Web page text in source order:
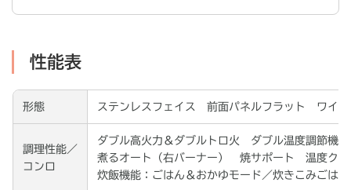
性能表
形態 ステンレスフェイス 前面パネルフラット ワイド
調理性能／
コンロ
ダブル高火力＆ダブルトロ火 ダブル温度調節機
煮るオート（右バーナー） 焼サポート 温度クッ
炊飯機能：ごはん＆おかゆモード／炊きこみごは